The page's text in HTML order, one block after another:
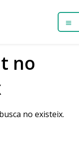
no
no existeix.